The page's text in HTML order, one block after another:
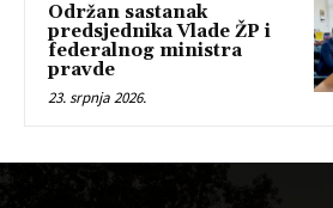
Održan sastanak
predsjednika Vlade ŽP i
federalnog ministra
pravde
23. srpnja 2026.